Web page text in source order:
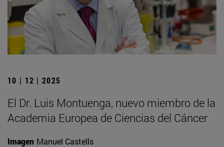
10 | 12 | 2025
El Dr. Luis Montuenga, nuevo miembro de la
Academia Europea de Ciencias del Cáncer
Imagen Manuel Castells